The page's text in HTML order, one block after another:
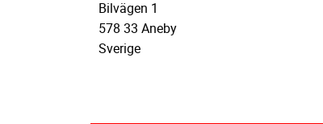
Bilvägen 1
578 33 Aneby
Sverige